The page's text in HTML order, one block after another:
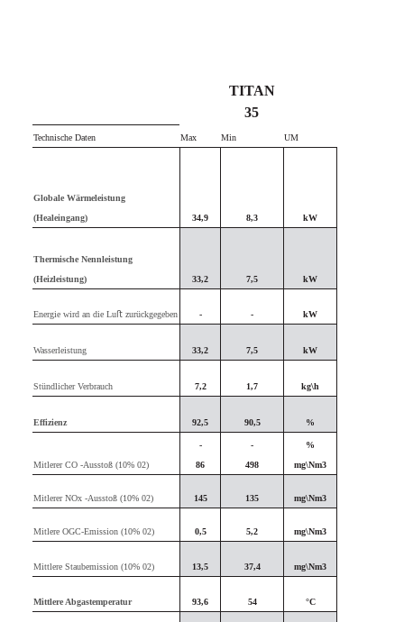
TITAN
35
Technische Daten Max Min UM
Globale Wärmeleistung
(Healeingang)
34,9 8,3 kW
Thermische Nennleistung
(Heizleistung)
33,2 7,5 kW
Energie wird an die Luﬅ zurückgegeben - - kW
Wasserleistung 33,2 7,5 kW
Stündlicher Verbrauch 7,2 1,7 kg\h
Effizienz 92,5 90,5 %
Mitlerer CO -Ausstoß (10% 02)
-
86
-
498
%
mg\Nm3
Mitlerer NOx -Ausstoß (10% 02) 145 135 mg\Nm3
Mitlere OGC-Emission (10% 02) 0,5 5,2 mg\Nm3
Mittlere Staubemission (10% 02) 13,5 37,4 mg\Nm3
Mittlere Abgastemperatur 93,6 54 °C